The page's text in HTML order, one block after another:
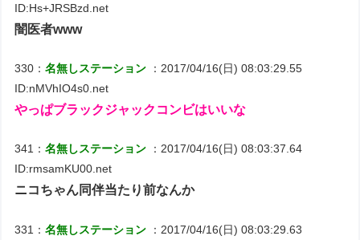
ID:Hs+JRSBzd.net
闇医者www
330：名無しステーション
：2017/04/16(日) 08:03:29.55
ID:nMVhIO4s0.net
やっぱブラックジャックコンビはいいな
341：名無しステーション
：2017/04/16(日) 08:03:37.64
ID:rmsamKU00.net
ニコちゃん同伴当たり前なんか
331：名無しステーション
：2017/04/16(日) 08:03:29.63